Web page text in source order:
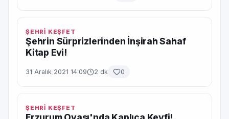
ŞEHRİ KEŞFET
Şehrin Sürprizlerinden İnşirah Sahaf
Kitap Evi!
31 Aralık 2021 14:09 2 dk 0
ŞEHRİ KEŞFET